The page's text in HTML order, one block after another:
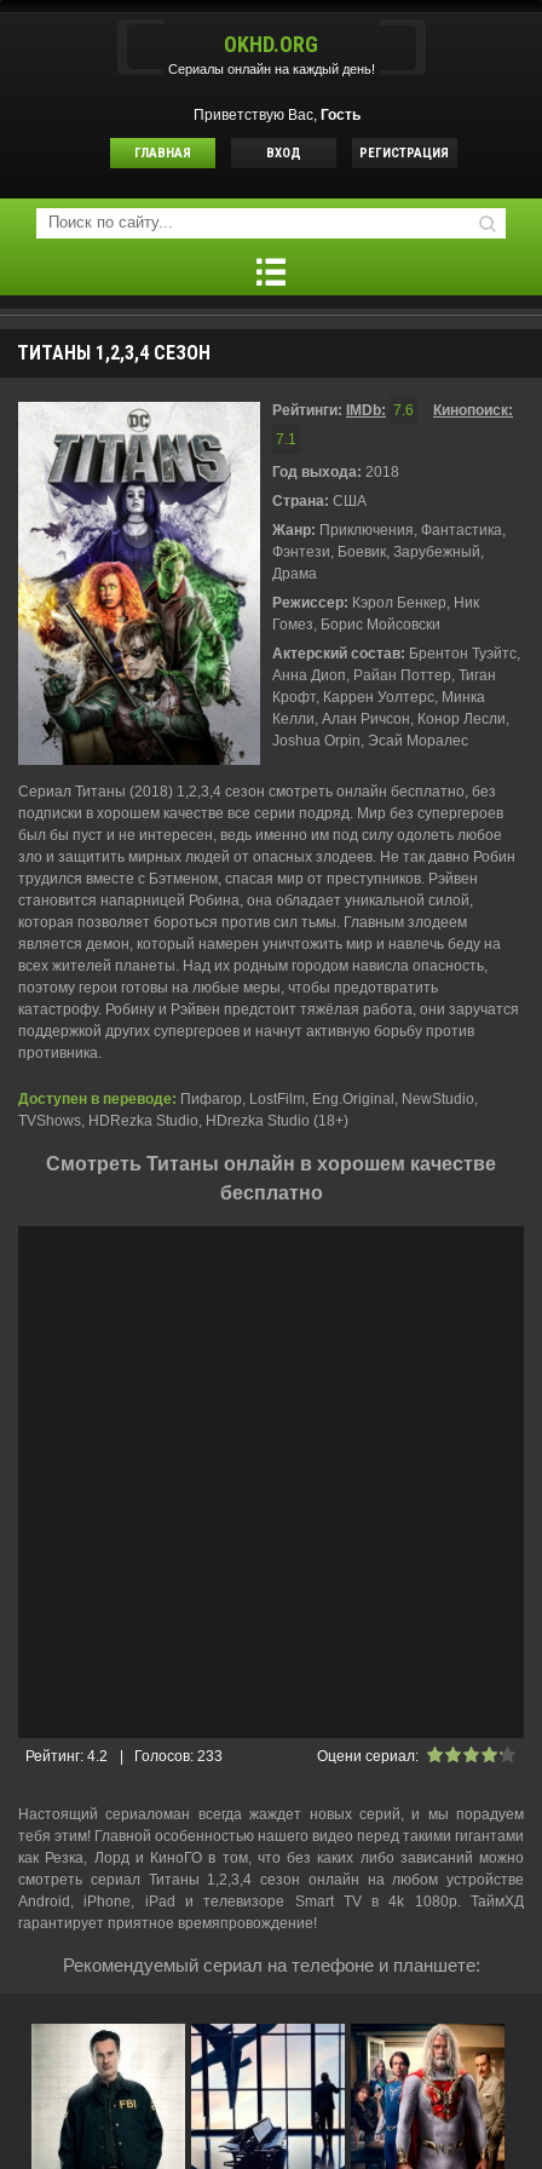
OKHD.ORG
Сериалы онлайн на каждый день!
Приветствую Вас, Гость
ГЛАВНАЯ ВХОД РЕГИСТРАЦИЯ
ТИТАНЫ 1,2,3,4 СЕЗОН
Рейтинги: IMDb: 7.6
Кинопоиск:
7.1
Год выхода: 2018
Страна: США
Жанр: Приключения, Фантастика,
Фэнтези, Боевик, Зарубежный,
Драма
Режиссер: Кэрол Бенкер, Ник
Гомез, Борис Мойсовски
Актерский состав: Брентон Туэйтс,
Анна Диоп, Райан Поттер, Тиган
Крофт, Каррен Уолтерс, Минка
Келли, Алан Ричсон, Конор Лесли,
Joshua Orpin, Эсай Моралес
Сериал Титаны (2018) 1,2,3,4 сезон смотреть онлайн бесплатно, без
подписки в хорошем качестве все серии подряд. Мир без супергероев
был бы пуст и не интересен, ведь именно им под силу одолеть любое
зло и защитить мирных людей от опасных злодеев. Не так давно Робин
трудился вместе с Бэтменом, спасая мир от преступников. Рэйвен
становится напарницей Робина, она обладает уникальной силой,
которая позволяет бороться против сил тьмы. Главным злодеем
является демон, который намерен уничтожить мир и навлечь беду на
всех жителей планеты. Над их родным городом нависла опасность,
поэтому герои готовы на любые меры, чтобы предотвратить
катастрофу. Робину и Рэйвен предстоит тяжёлая работа, они заручатся
поддержкой других супергероев и начнут активную борьбу против
противника.
Доступен в переводе: Пифагор, LostFilm, Eng.Original, NewStudio,
TVShows, HDRezka Studio, HDrezka Studio (18+)
Смотреть Титаны онлайн в хорошем качестве
бесплатно
Оцени сериал:
Рейтинг: 4.2 Голосов:233
Настоящий сериаломан всегда жаждет новых серий, и мы порадуем
тебя этим! Главной особенностью нашего видео перед такими гигантами
как Резка, Лорд и КиноГО в том, что без каких либо зависаний можно
смотреть cериал Титаны 1,2,3,4 сезон онлайн на любом устройстве
Android, iPhone, iPad и телевизоре Smart TV в 4k 1080p. ТаймХД
гарантирует приятное времяпровождение!
Рекомендуемый сериал на телефоне и планшете: